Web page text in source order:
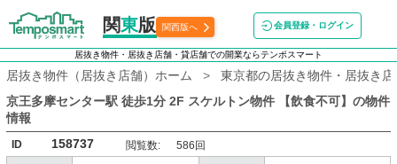
関東版 関西版へ 会員登録・ログイン
居抜き物件・居抜き店舗・貸店舗での開業ならテンポスマート
居抜き物件（居抜き店舗）ホーム
東京都の居抜き物件・居抜き
京王多摩センター駅 徒歩1分 2F スケルトン物件 【飲食不可】 の物件
情報
ID 158737 閲覧数: 586回